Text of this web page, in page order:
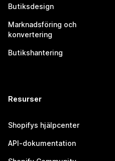
Butiksdesign
Marknadsföring och
konvertering
Butikshantering
Resurser
Shopifys hjälpcenter
API-dokumentation